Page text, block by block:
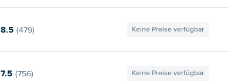
8.5 (479) Keine Preise verfügbar
7.5 (756) Keine Preise verfügbar